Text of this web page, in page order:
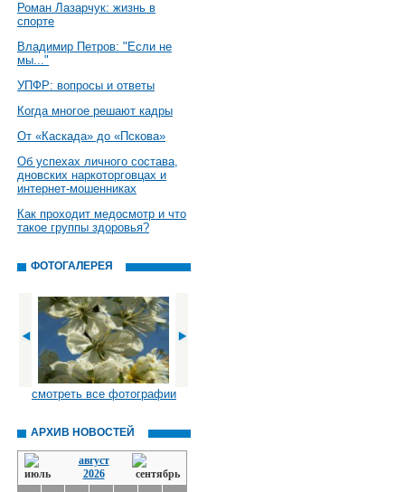
Роман Лазарчук: жизнь в
спорте
Владимир Петров: "Если не
мы..."
УПФР: вопросы и ответы
Когда многое решают кадры
От «Каскада» до «Пскова»
Об успехах личного состава,
дновских наркоторговцах и
интернет-мошенниках
Как проходит медосмотр и что
такое группы здоровья?
ФОТОГАЛЕРЕЯ
смотреть все фотографии
АРХИВ НОВОСТЕЙ
август
2026